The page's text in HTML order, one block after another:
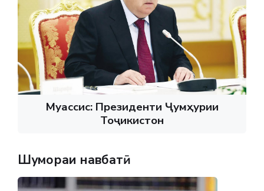
Муассис: Президенти Ҷумҳурии
Тоҷикистон
Шумораи навбатӣ